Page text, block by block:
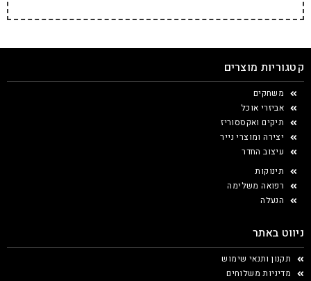
קטגוריות מוצרים
משחקים
אביזרי אוכל
תיקים ואקססוריז
יצירה ומוצרי נייר
עיצוב החדר
תינוקות
רפואה משלימה
הנעלה
ניווט באתר
תקנון ותנאי שימוש
מדיניות משלוחים